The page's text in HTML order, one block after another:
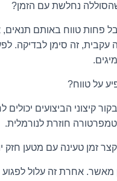
שהסוללה נחלשת עם הזמן?
פחות טווח באותם
עקבית, זה סימן לבדיקה.
על טווח?
קיצוני הביצועים יכולים
חוזרת לנורמלית.
זמן טעינה עם מטען חזק
מאשר. אחרת זה עלול לפגוע